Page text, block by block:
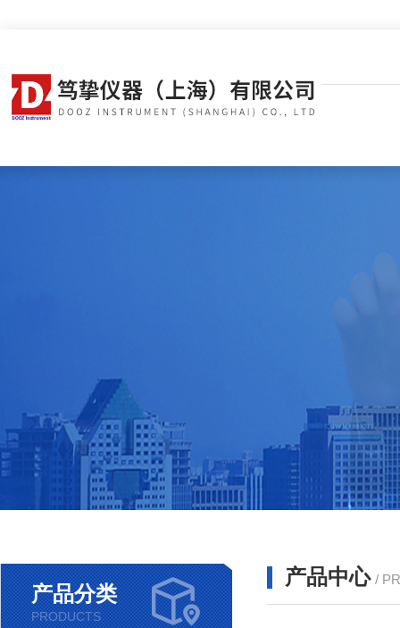
产品分类
PRODUCTS
产品中心 /